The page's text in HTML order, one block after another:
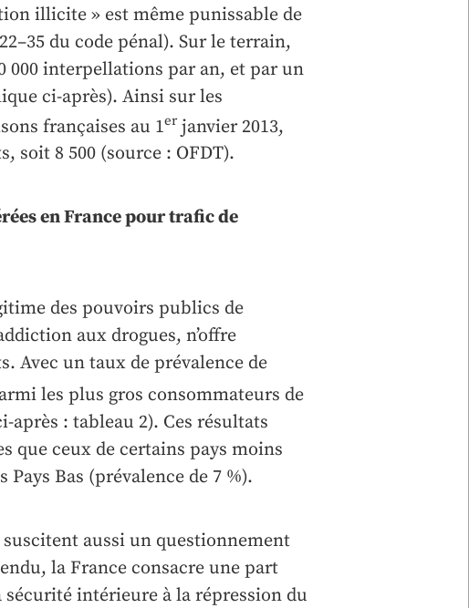
illicite » est même punissable de
du code pénal). Sur le terrain,
000 interpellations par an, et par un
ci-après). Ainsi sur les
françaises au 1erjanvier 2013,
soit 8 500 (source : OFDT).
en France pour trafic de
des pouvoirs publics de
aux drogues, n’offre
Avec un taux de prévalence de
les plus gros consommateurs de
: tableau 2). Ces résultats
que ceux de certains pays moins
Bas (prévalence de 7 %).
aussi un questionnement
la France consacre une part
sécurité intérieure à la répression du